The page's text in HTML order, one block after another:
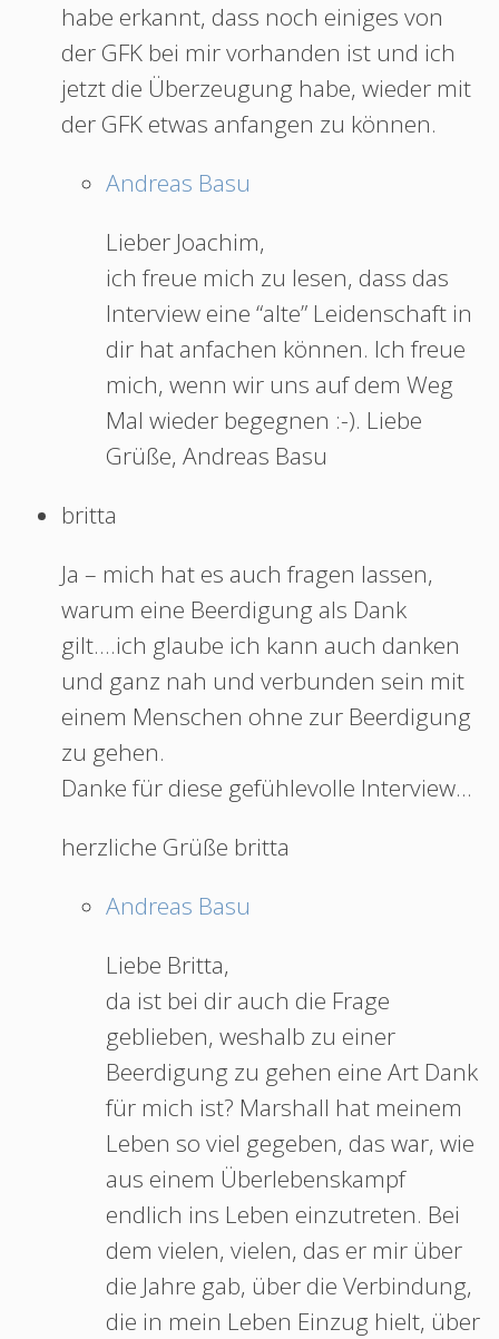
habe erkannt, dass noch einiges von
der GFK bei mir vorhanden ist und ich
jetzt die Überzeugung habe, wieder mit
der GFK etwas anfangen zu können.
Andreas Basu
Lieber Joachim,
ich freue mich zu lesen, dass das
Interview eine “alte” Leidenschaft in
dir hat anfachen können. Ich freue
mich, wenn wir uns auf dem Weg
Mal wieder begegnen :-). Liebe
Grüße, Andreas Basu
britta
Ja – mich hat es auch fragen lassen,
warum eine Beerdigung als Dank
gilt….ich glaube ich kann auch danken
und ganz nah und verbunden sein mit
einem Menschen ohne zur Beerdigung
zu gehen.
Danke für diese gefühlevolle Interview…
herzliche Grüße britta
Andreas Basu
Liebe Britta,
da ist bei dir auch die Frage
geblieben, weshalb zu einer
Beerdigung zu gehen eine Art Dank
für mich ist? Marshall hat meinem
Leben so viel gegeben, das war, wie
aus einem Überlebenskampf
endlich ins Leben einzutreten. Bei
dem vielen, vielen, das er mir über
die Jahre gab, über die Verbindung,
die in mein Leben Einzug hielt, über